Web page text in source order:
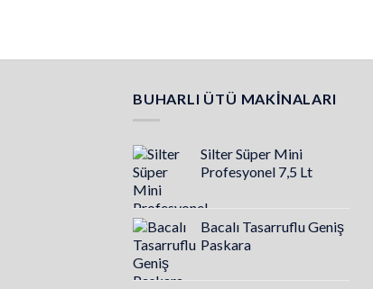
BUHARLI ÜTÜ MAKINALARI
Silter Süper Mini
Profesyonel 7,5 Lt
Bacalı Tasarruflu Geniş
Paskara